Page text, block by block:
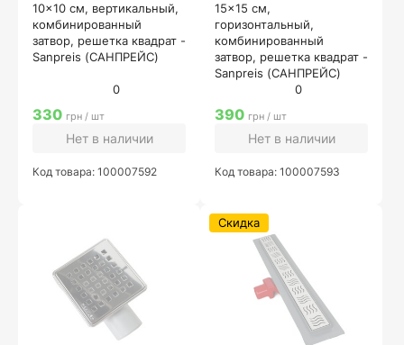
10x10 см, вертикальный,
комбинированный
затвор, решетка квадрат -
Sanpreis (САНПРЕЙС)
0
330 грн / шт
Нет в наличии
Код товара: 100007592
15x15 см,
горизонтальный,
комбинированный
затвор, решетка квадрат -
Sanpreis (САНПРЕЙС)
0
390 грн / шт
Нет в наличии
Код товара: 100007593
Скидка